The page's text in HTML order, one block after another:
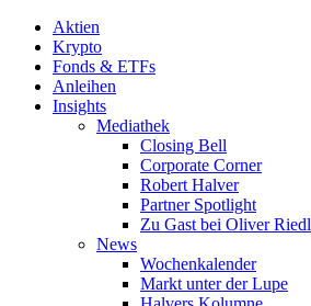
Aktien
Krypto
Fonds & ETFs
Anleihen
Insights
Mediathek
Closing Bell
Corporate Corner
Robert Halver
Partner Spotlight
Zu Gast bei Oliver Riedl
News
Wochenkalender
Markt unter der Lupe